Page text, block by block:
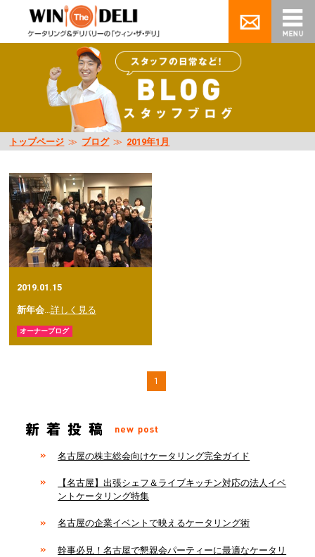
トップページ ≫ ブログ≫ 2019年1月
2019.01.15
新年会… 詳しく見る
オーナーブログ
1
名古屋の株主総会向けケータリング完全ガイド
【名古屋】出張シェフ＆ライブキッチン対応の法人イベ
ントケータリング特集
名古屋の企業イベントで映えるケータリング術
幹事必見！名古屋で懇親会パーティーに最適なケータリ